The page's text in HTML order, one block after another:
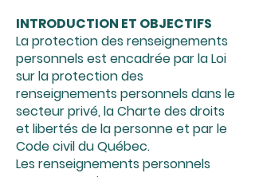
INTRODUCTION ET OBJECTIFS
La protection des renseignements
personnels est encadrée par la Loi
sur la protection des
renseignements personnels dans le
secteur privé, la Charte des droits
et libertés de la personne et par le
Code civil du Québec.
Les renseignements personnels